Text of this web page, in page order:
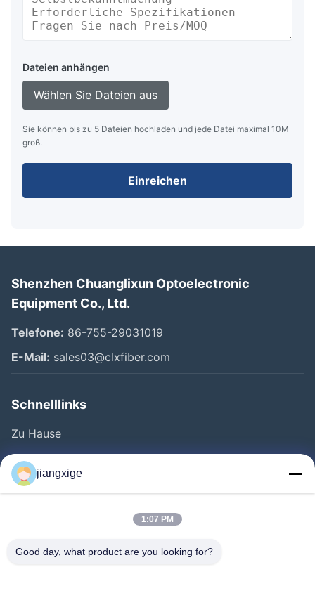
Dateien anhängen
Wählen Sie Dateien aus
Sie können bis zu 5 Dateien hochladen und jede Datei maximal 10M
groß.
Einreichen
Shenzhen Chuanglixun Optoelectronic
Equipment Co., Ltd.
Telefone: 86-755-29031019
E-Mail: sales03@clxfiber.com
Schnelllinks
Zu Hause
Produkte
Über Uns
Kontakt Mit Uns
jiangxige
1:07 PM
Good day, what product are you looking for?